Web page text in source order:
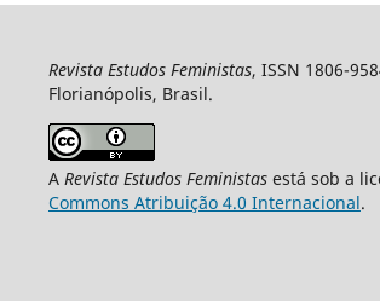
Revista Estudos Feministas, ISSN 1806-
Florianópolis, Brasil.
A Revista Estudos Feministasestá sob a
Commons Atribuição 4.0 Internacional.